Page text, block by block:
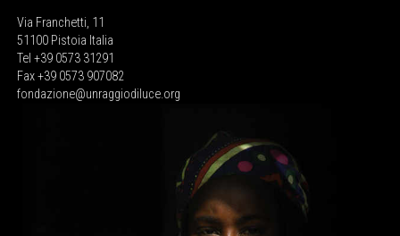
Via Franchetti, 11
51100 Pistoia Italia
Tel +39 0573 31291
Fax +39 0573 907082
fondazione@unraggiodiluce.org